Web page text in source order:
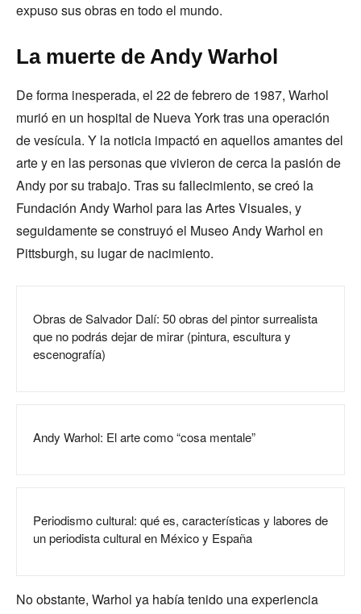
expuso sus obras en todo el mundo.
La muerte de Andy Warhol
De forma inesperada, el 22 de febrero de 1987, Warhol
murió en un hospital de Nueva York tras una operación
de vesícula. Y la noticia impactó en aquellos amantes del
arte y en las personas que vivieron de cerca la pasión de
Andy por su trabajo. Tras su fallecimiento, se creó la
Fundación Andy Warhol para las Artes Visuales, y
seguidamente se construyó el Museo Andy Warhol en
Pittsburgh, su lugar de nacimiento.
Obras de Salvador Dalí: 50 obras del pintor surrealista
que no podrás dejar de mirar (pintura, escultura y
escenografía)
Andy Warhol: El arte como “cosa mentale”
Periodismo cultural: qué es, características y labores de
un periodista cultural en México y España
No obstante, Warhol ya había tenido una experiencia